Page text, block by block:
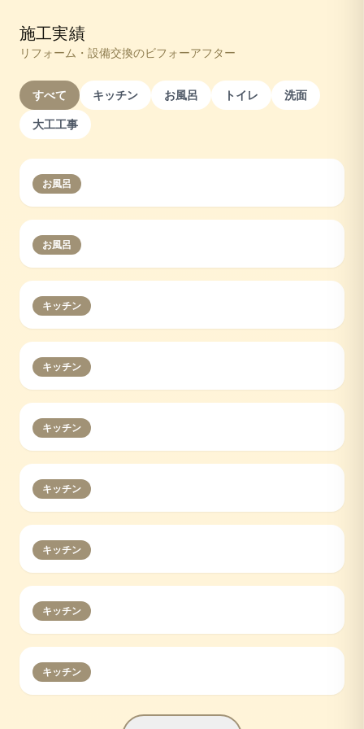
施工実績
リフォーム・設備交換のビフォーアフター
すべて キッチン お風呂 トイレ
洗面
大工工事
お風呂
お風呂
キッチン
キッチン
キッチン
キッチン
キッチン
キッチン
キッチン